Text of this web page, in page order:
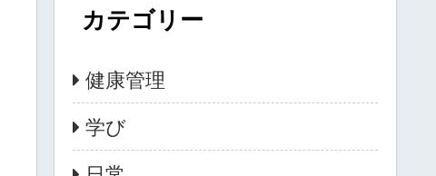
カテゴリー
健康管理
学び